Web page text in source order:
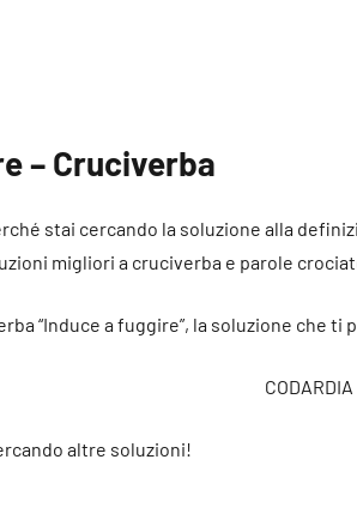
– Cruciverba
stai cercando la soluzione alla
migliori a cruciverba e parole
“Induce a fuggire”, la soluzione che ti
CODARDIA
altre soluzioni!